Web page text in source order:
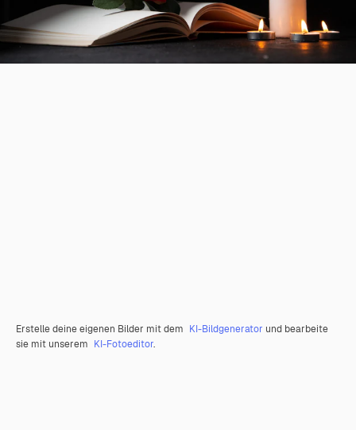
Erstelle deine eigenen Bilder mit dem KI-Bildgenerator und bearbeite
sie mit unserem KI-Fotoeditor.